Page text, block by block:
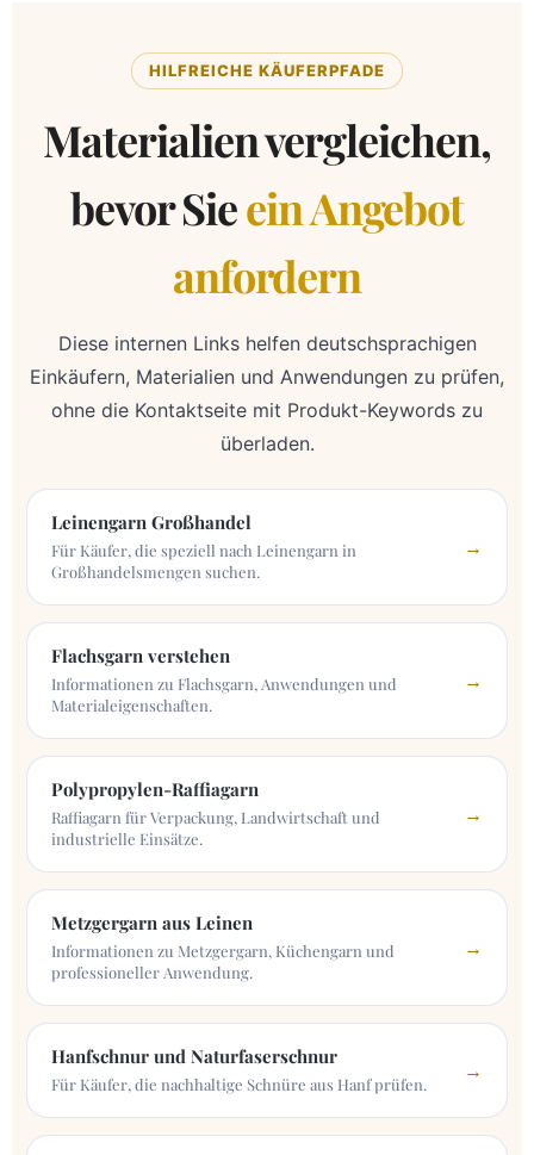
HILFREICHE KÄUFERPFADE
Materialien vergleichen,
bevor Sieein Angebot
anfordern
Diese internen Links helfen deutschsprachigen
Einkäufern, Materialien und Anwendungen zu prüfen,
ohne die Kontaktseite mit Produkt-Keywords zu
überladen.
Leinengarn Großhandel
Für Käufer, die speziell nach Leinengarn in
Großhandelsmengen suchen.
→
Flachsgarn verstehen
Informationen zu Flachsgarn, Anwendungen und
Materialeigenschaften.
→
Polypropylen-Raffiagarn
Raffiagarn für Verpackung, Landwirtschaft und
industrielle Einsätze.
→
Metzgergarn aus Leinen
Informationen zu Metzgergarn, Küchengarn und
professioneller Anwendung.
→
Hanfschnur und Naturfaserschnur
Für Käufer, die nachhaltige Schnüre aus Hanf prüfen.
→